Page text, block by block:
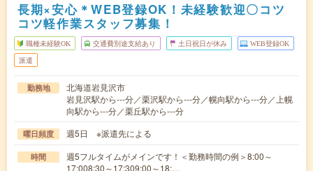
長期×安心＊WEB登録OK！未経験歓迎〇コツ
コツ軽作業スタッフ募集！
職種未経験OK 交通費別途支給あり 土日祝日が休み WEB登録OK
派遣
勤務地
北海道岩見沢市
岩見沢駅から---分／栗沢駅から---分／幌向駅から---分／上幌
向駅から---分／栗丘駅から---分
曜日頻度 週5日 ※派遣先による
時間
週5フルタイムがメインです！＜勤務時間の例＞8:00～
17:008:30～17:309:00～18:…